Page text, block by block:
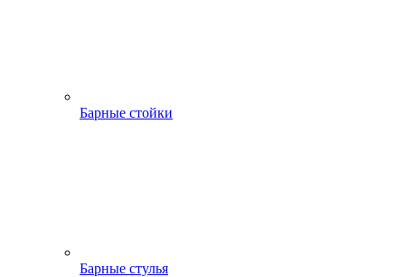
Барные стойки
Барные стулья